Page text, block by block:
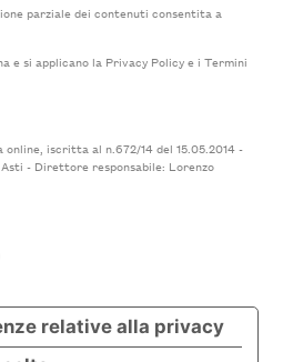
parziale dei contenuti consentita a
e si applicano la Privacy Policye i Termini
iscritta al n.672/14 del 15.05.2014 -
- Direttore responsabile: Lorenzo
relative alla privacy